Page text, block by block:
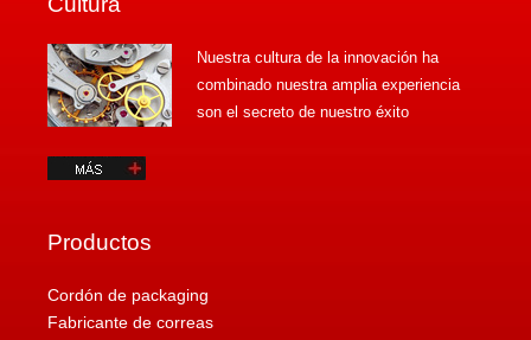
Nuestra cultura de la innovación ha
combinado nuestra amplia experiencia
son el secreto de nuestro éxito
Productos
Cordón de packaging
Fabricante de correas